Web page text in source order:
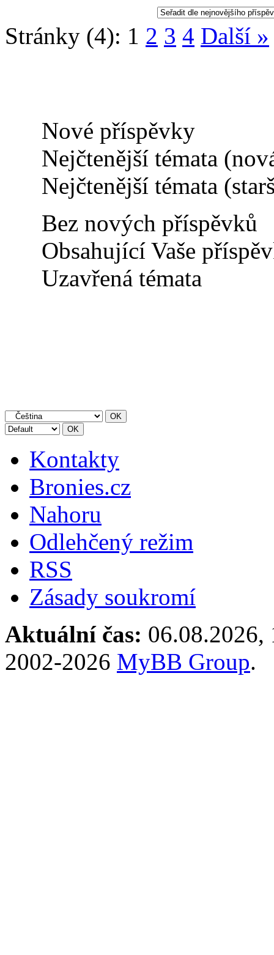
Stránky (4): 1 2 3 4 Další »
Nové příspěvky
Nejčtenější témata
Nejčtenější témata
Bez nových příspěvků
Obsahující Vaše
Uzavřená témata
Kontakty
Bronies.cz
Nahoru
Odlehčený režim
RSS
Zásady soukromí
Aktuální čas: 06.08.2026,
2002-2026 MyBB Group.